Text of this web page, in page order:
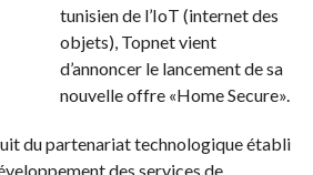
tunisien de l’IoT (internet des
objets), Topnet vient
d’annoncer le lancement de sa
nouvelle offre «Home Secure».
du partenariat technologique établi
des services de